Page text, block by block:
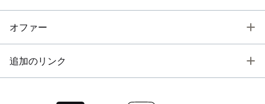
オファー
追加のリンク